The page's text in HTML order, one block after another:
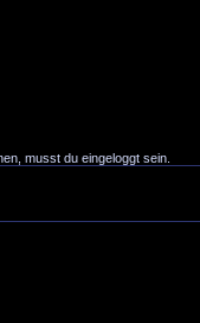
musst du eingeloggt sein.